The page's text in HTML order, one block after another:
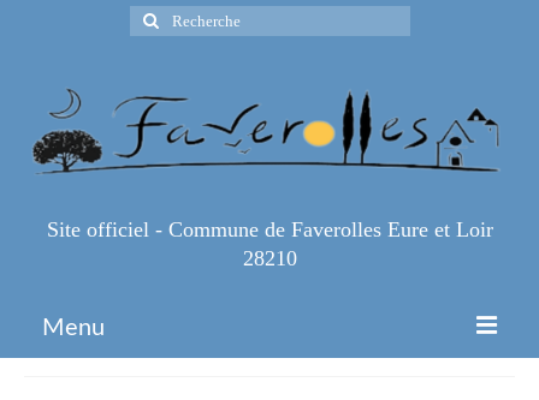
Rechercher
:
Site officiel - Commune de Faverolles Eure et Loir
28210
Menu